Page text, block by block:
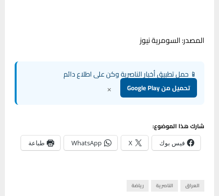
المصدر: السومرية نيوز
📱 حمل تطبيق أخبار الناصرية وكن على اطلاع دائم
تحميل من Google Play ×
شارك هذا الموضوع:
فيس بوك X
WhatsApp طباعة
العراق الناصرية رياضة